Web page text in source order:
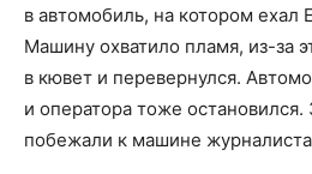
в автомобиль, на котором ехал
Машину охватило пламя, из-за
в кювет и перевернулся.
и оператора тоже остановился.
побежали к машине